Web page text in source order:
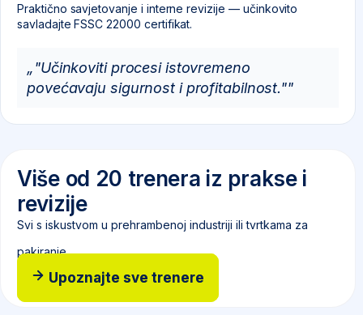
Praktično savjetovanje i interne revizije — učinkovito
savladajte FSSC 22000 certifikat.
„"Učinkoviti procesi istovremeno
povećavaju sigurnost i profitabilnost.""
Više od 20 trenera iz prakse i
revizije
Svi s iskustvom u prehrambenoj industriji ili tvrtkama za
pakiranje.
Upoznajte sve trenere